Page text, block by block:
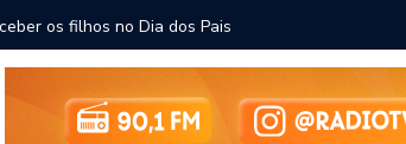
os filhos no Dia dos Pais